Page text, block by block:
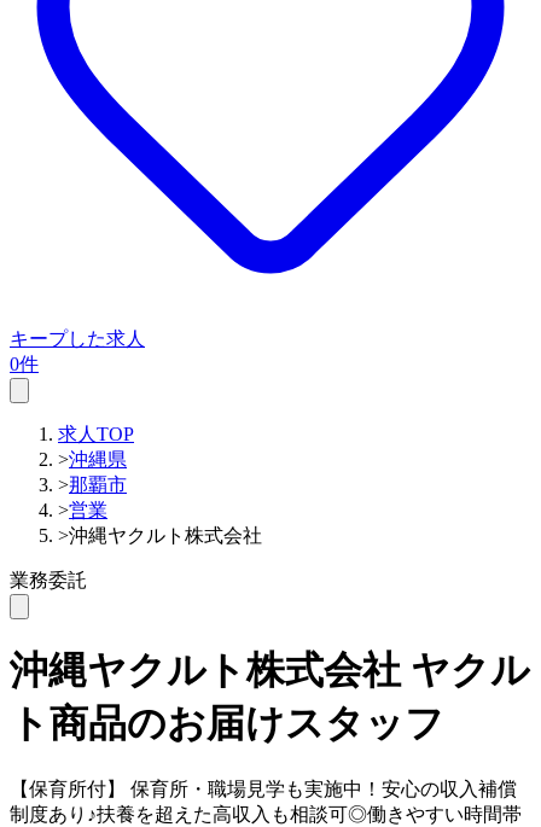
キープした求人
0件
求人TOP
>沖縄県
>那覇市
>営業
>沖縄ヤクルト株式会社
業務委託
沖縄ヤクルト株式会社ヤクル
ト商品のお届けスタッフ
【保育所付】 保育所・職場見学も実施中！安心の収入補償
制度あり♪扶養を超えた高収入も相談可◎働きやすい時間帯